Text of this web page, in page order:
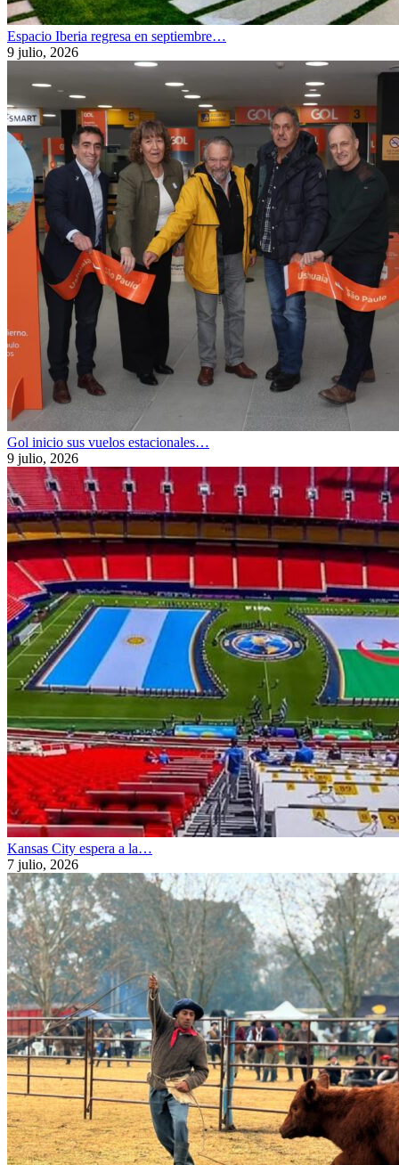
Espacio Iberia regresa en septiembre…
9 julio, 2026
Gol inicio sus vuelos estacionales…
9 julio, 2026
Kansas City espera a la…
7 julio, 2026